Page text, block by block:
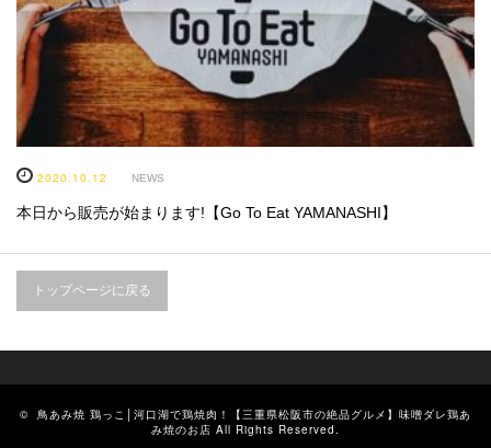
2020.10.12 NEWS
本日から販売が始まります!【Go To Eat YAMANASHI】
トップページに戻る
© 鳥あみ焼 鶏っこ│河口湖で鶏焼肉！【三重県松阪市の絶品グルメ】味噌ダレ鶏あ
み焼のお店 All Rights Reserved.